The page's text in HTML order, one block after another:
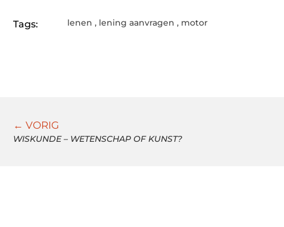
Tags: lenen , lening aanvragen , motor
← VORIG
WISKUNDE – WETENSCHAP OF KUNST?